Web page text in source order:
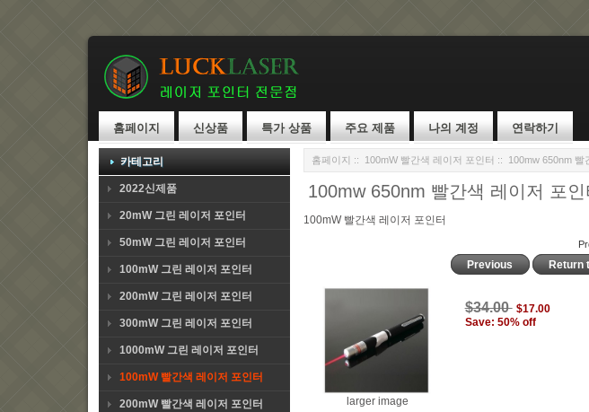
홈페이지 신상품 특가 상품 주요 제품 나의 계정 연락하기
카테고리
2022신제품
20mW 그린 레이저 포인터
50mW 그린 레이저 포인터
100mW 그린 레이저 포인터
200mW 그린 레이저 포인터
300mW 그린 레이저 포인터
1000mW 그린 레이저 포인터
100mW 빨간색 레이저 포인터
200mW 빨간색 레이저 포인터
홈페이지 :: 100mW 빨간색 레이저 포인터 :: 100mw 650nm 빨
100mw 650nm 빨간색 레이저 포
100mW 빨간색 레이저 포인터
Previous Return
larger image
$34.00 $17.00
Save: 50% off